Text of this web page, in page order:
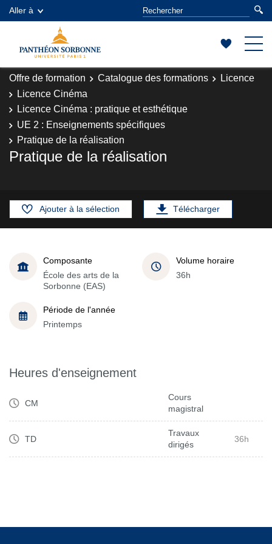
Aller à
Offre de formation Catalogue des formations
Licence
Licence Cinéma
Licence Cinéma : pratique et esthétique
UE 2 : Enseignements spécifiques
Pratique de la réalisation
Pratique de la réalisation
Ajouter à la sélection Télécharger
Composante
École des arts de la
Sorbonne (EAS)
Volume horaire
36h
Période de l'année
Printemps
Heures d'enseignement
CM
Cours
magistral
TD
Travaux
dirigés
36h